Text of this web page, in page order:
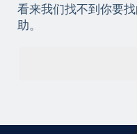
看来我们找不到你要
助。